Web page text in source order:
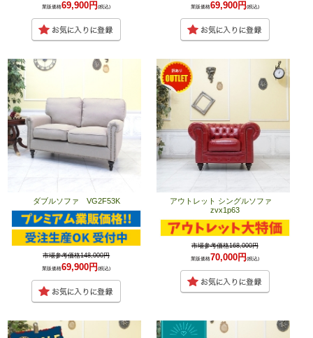
業販価格69,900円(税込) 業販価格69,900円 (税込)
ダブルソファ VG2F53K
市場参考価格148,000円
業販価格69,900円(税込)
アウトレット シングルソファ
zvx1p63
市場参考価格168,000円
業販価格70,000円 (税込)